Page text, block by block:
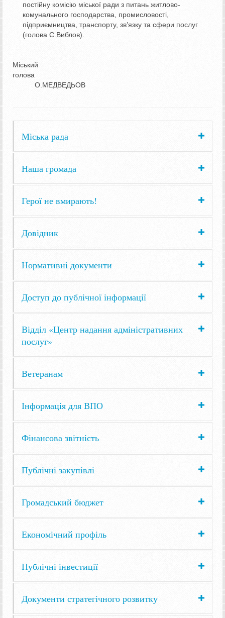
постійну комісію міської ради з питань житлово-
комунального господарства, промисловості,
підприємництва, транспорту, зв’язку та сфери послуг
(голова С.Виблов).
Міський
голова
О.МЕДВЕДЬОВ
Міська рада
Наша громада
Герої не вмирають!
Довідник
Нормативні документи
Доступ до публічної інформації
Відділ «Центр надання адміністративних
послуг»
Ветеранам
Інформація для ВПО
Фінансова звітність
Публічні закупівлі
Громадський бюджет
Економічний профіль
Публічні інвестиції
Документи стратегічного розвитку